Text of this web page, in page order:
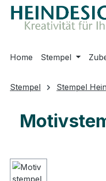
Hauptinhalt springen
Zur Suche springen
Zur Hauptnavigation
Home Stempel
Stempel Stempel
Bildergalerie überspringen